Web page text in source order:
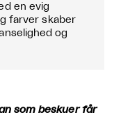
en evig
farver skaber
og
som beskuer får